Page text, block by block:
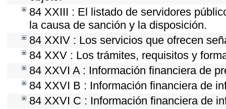
84 XXIII : El listado de servidores
la causa de sanción y la disposición.
84 XXIV : Los servicios que ofrecen
84 XXV : Los trámites, requisitos y
84 XXVI A : Información financiera de
84 XXVI B : Información financiera de
84 XXVI C : Información financiera de